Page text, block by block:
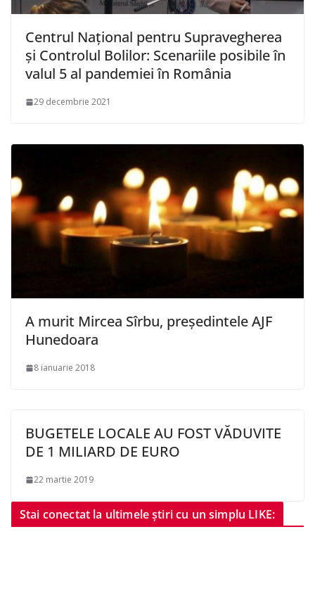
Centrul Naţional pentru Supravegherea
şi Controlul Bolilor: Scenariile posibile în
valul 5 al pandemiei în România
29 decembrie 2021
A murit Mircea Sîrbu, președintele AJF
Hunedoara
8 ianuarie 2018
BUGETELE LOCALE AU FOST VĂDUVITE
DE 1 MILIARD DE EURO
22 martie 2019
Stai conectat la ultimele știri cu un simplu LIKE: